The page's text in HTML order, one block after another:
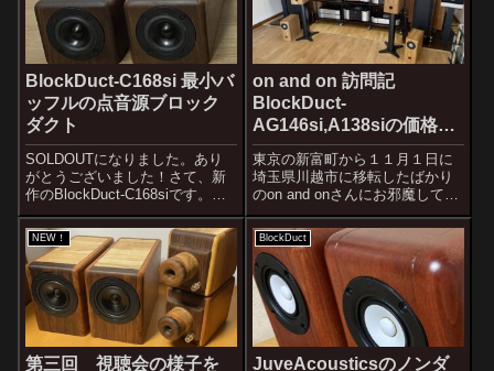
BlockDuct-C168si 最小バ
ッフルの点音源ブロック
ダクト
SOLDOUTになりました。あり
がとうございました！さて、新
作のBlockDuct-C168siです。バ
ッフルと背板にウォルナットの
20mm厚。天板・底板にブナ
8mm厚。側板にウォルナットの
8mm厚。極小バッフルの点音源
スピーカーです。奥行...
on and on 訪問記
BlockDuct-
AG146si,A138siの価格に
ついて
東京の新富町から１１月１日に
埼玉県川越市に移転したばかり
のon and onさんにお邪魔してき
ました。まずはon and onさんの
ご紹介から。on and onさんは
PROSTO株式会社が経営するオ
ーディオショップです。
PROSTO株式会...
NEW！
第三回 視聴会の様子を
BlockDuct
JuveAcousticsのノンダ